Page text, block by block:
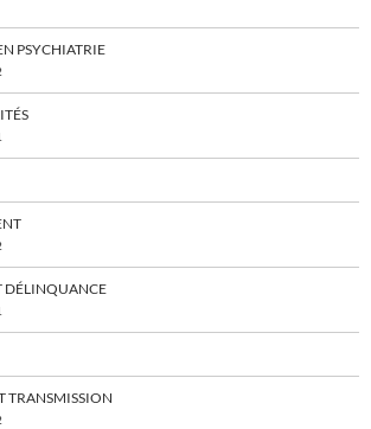
PSYCHIATRIE
DÉLINQUANCE
TRANSMISSION